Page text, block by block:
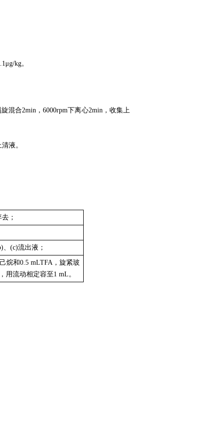
kg。
合2min，6000rpm下离心2min，收集上
液。
；
、 (c)流出液；
烷和0.5 mLTFA，旋紧玻
用流动相定容至 1 mL。